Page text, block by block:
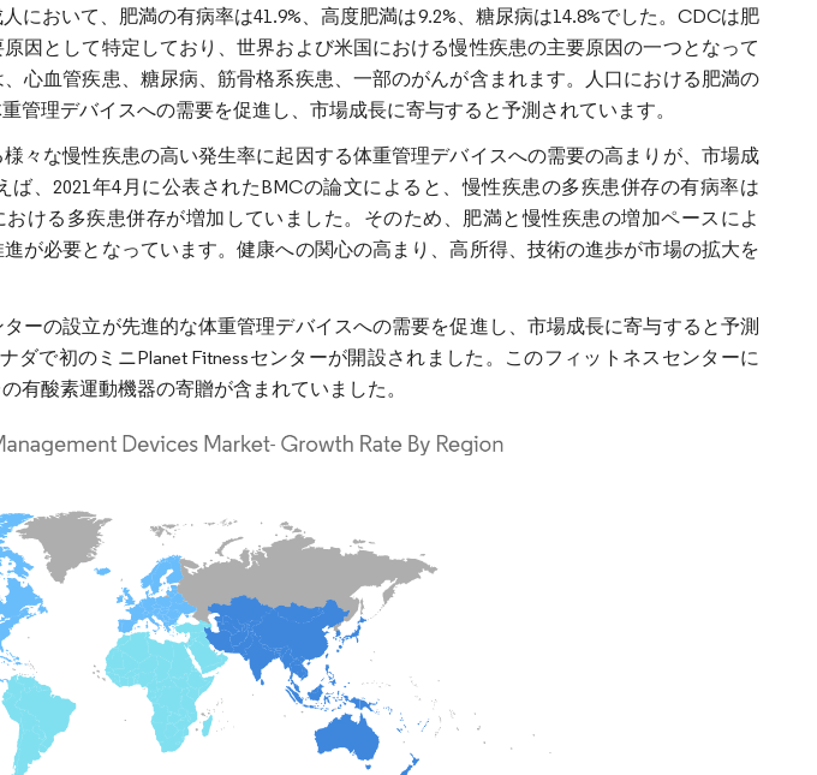
において、肥満の有病率は41.9%、高度肥満は9.2%、糖尿病は14.8%でした。CDCは肥
因として特定しており、世界および米国における慢性疾患の主要原因の一つとなって
心血管疾患、糖尿病、筋骨格系疾患、一部のがんが含まれます。人口における肥満の
管理デバイスへの需要を促進し、市場成長に寄与すると予測されています。
々な慢性疾患の高い発生率に起因する体重管理デバイスへの需要の高まりが、市場成
、2021年4月に公表されたBMCの論文によると、慢性疾患の多疾患併存の有病率は
ける多疾患併存が増加していました。そのため、肥満と慢性疾患の増加ペースによ
が必要となっています。健康への関心の高まり、高所得、技術の進歩が市場の拡大を
ーの設立が先進的な体重管理デバイスへの需要を促進し、市場成長に寄与すると予測
ダで初のミニPlanet Fitnessセンターが開設されました。このフィットネスセンターに
有酸素運動機器の寄贈が含まれていました。